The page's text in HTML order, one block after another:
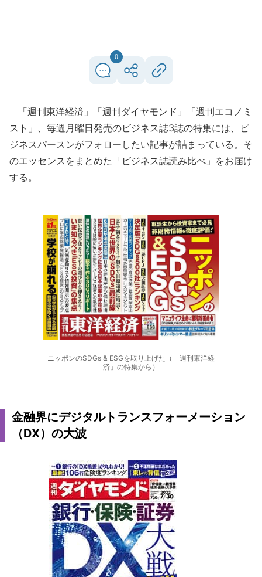
0
「週刊東洋経済」「週刊ダイヤモンド」「週刊エコノミ
スト」、毎週月曜日発売のビジネス誌3誌の特集には、ビ
ジネスパースンがフォローしたい記事が詰まっている。そ
のエッセンスをまとめた「ビジネス誌読み比べ」をお届け
する。
ニッポンのSDGs & ESGを取り上げた（「週刊東洋経
済」の特集から）
金融界にデジタルトランスフォーメーション
（DX）の大波